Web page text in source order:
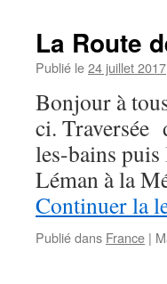
La Route
Publié le24 juillet 2017
Bonjour à
ci. Traversée
les-bains
Léman à la
Continuer la
Publié dans France |